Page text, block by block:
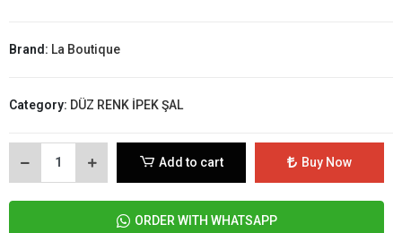
Brand: La Boutique
Category: DÜZ RENK İPEK ŞAL
Add to cart Buy Now
ORDER WITH WHATSAPP